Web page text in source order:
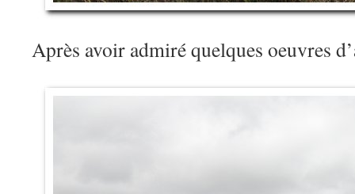
Après avoir admiré quelques oeuvres